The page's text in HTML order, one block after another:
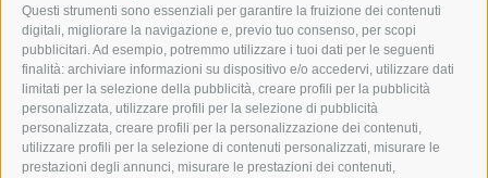
Questi strumenti sono essenziali per garantire la fruizione dei contenuti
digitali, migliorare la navigazione e, previo tuo consenso, per scopi
pubblicitari. Ad esempio, potremmo utilizzare i tuoi dati per le seguenti
finalità: archiviare informazioni su dispositivo e/o accedervi, utilizzare dati
limitati per la selezione della pubblicità, creare profili per la pubblicità
personalizzata, utilizzare profili per la selezione di pubblicità
personalizzata, creare profili per la personalizzazione dei contenuti,
utilizzare profili per la selezione di contenuti personalizzati, misurare le
prestazioni degli annunci, misurare le prestazioni dei contenuti,
ALLE NEWS
Tour guidati in bici da corsa
13/07/2016
SCOPRI DI PIÙ →